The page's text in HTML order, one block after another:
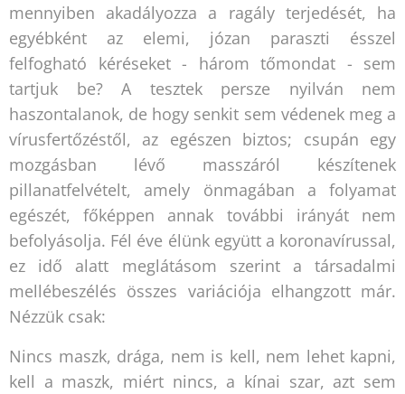
mennyiben akadályozza a ragály terjedését, ha
egyébként az elemi, józan paraszti ésszel
felfogható kéréseket - három tőmondat - sem
tartjuk be? A tesztek persze nyilván nem
haszontalanok, de hogy senkit sem védenek meg a
vírusfertőzéstől, az egészen biztos; csupán egy
mozgásban lévő masszáról készítenek
pillanatfelvételt, amely önmagában a folyamat
egészét, főképpen annak további irányát nem
befolyásolja. Fél éve élünk együtt a koronavírussal,
ez idő alatt meglátásom szerint a társadalmi
mellébeszélés összes variációja elhangzott már.
Nézzük csak:
Nincs maszk, drága, nem is kell, nem lehet kapni,
kell a maszk, miért nincs, a kínai szar, azt sem